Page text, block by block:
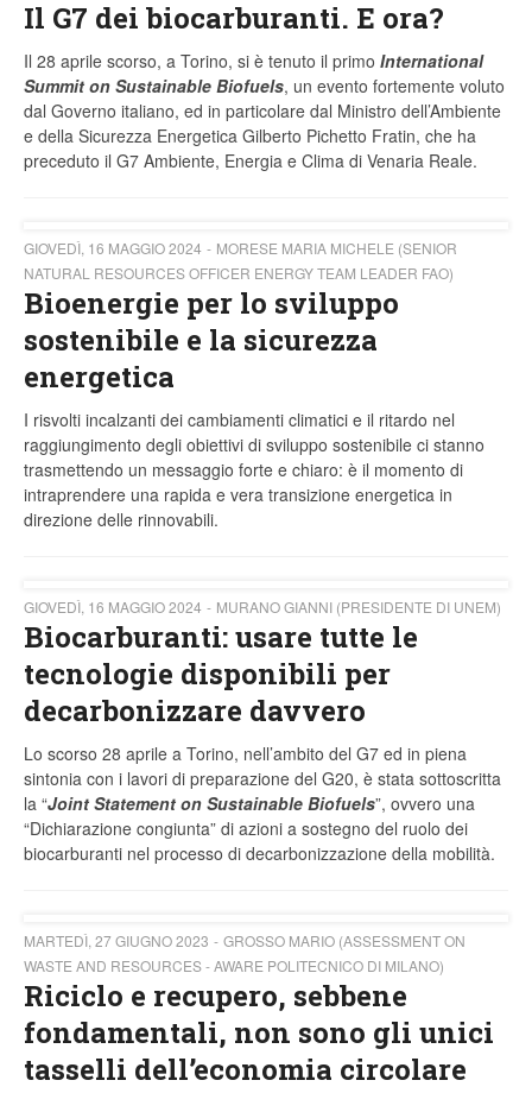
Il G7 dei biocarburanti. E ora?
Il 28 aprile scorso, a Torino, si è tenuto il primo International
Summit on Sustainable Biofuels, un evento fortemente voluto
dal Governo italiano, ed in particolare dal Ministro dell’Ambiente
e della Sicurezza Energetica Gilberto Pichetto Fratin, che ha
preceduto il G7 Ambiente, Energia e Clima di Venaria Reale.
GIOVEDÌ, 16 MAGGIO 2024
MORESE MARIA MICHELE (SENIOR
NATURAL RESOURCES OFFICER ENERGY TEAM LEADER FAO)
Bioenergie per lo sviluppo
sostenibile e la sicurezza
energetica
I risvolti incalzanti dei cambiamenti climatici e il ritardo nel
raggiungimento degli obiettivi di sviluppo sostenibile ci stanno
trasmettendo un messaggio forte e chiaro: è il momento di
intraprendere una rapida e vera transizione energetica in
direzione delle rinnovabili.
GIOVEDÌ, 16 MAGGIO 2024 MURANO GIANNI (PRESIDENTE DI UNEM)
Biocarburanti: usare tutte le
tecnologie disponibili per
decarbonizzare davvero
Lo scorso 28 aprile a Torino, nell’ambito del G7 ed in piena
sintonia con i lavori di preparazione del G20, è stata sottoscritta
la “Joint Statement on Sustainable Biofuels”, ovvero una
“Dichiarazione congiunta” di azioni a sostegno del ruolo dei
biocarburanti nel processo di decarbonizzazione della mobilità.
MARTEDÌ, 27 GIUGNO 2023
GROSSO MARIO (ASSESSMENT ON
WASTE AND RESOURCES - AWARE POLITECNICO DI MILANO)
Riciclo e recupero, sebbene
fondamentali, non sono gli unici
tasselli dell’economia circolare